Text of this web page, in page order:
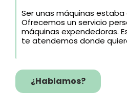
Ser unas máquinas
Ofrecemos un servicio
máquinas expendedoras.
te atendemos donde
¿Hablamos?